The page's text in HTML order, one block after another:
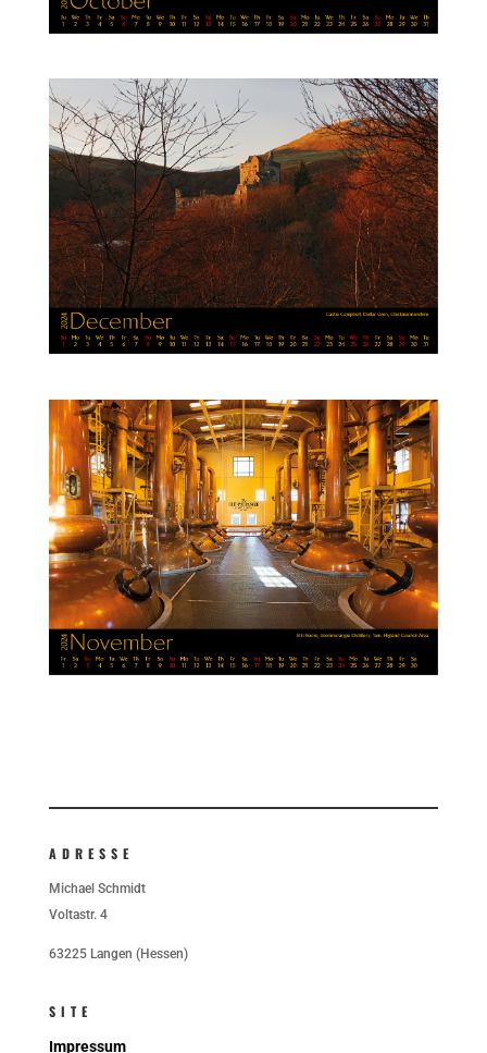
ADRESSE
Michael Schmidt
Voltastr. 4
63225 Langen (Hessen)
SITE
Impressum